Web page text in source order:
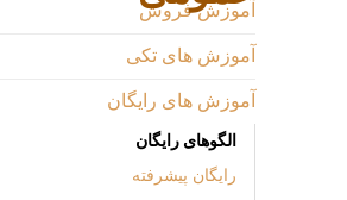
آموزش فروش
آموزش های تکی
آموزش های رایگان
الگوهای رایگان
رایگان پیشرفته